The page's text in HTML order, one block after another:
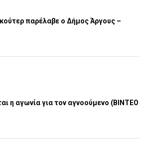
παρέλαβε o Δήμος Άργους –
η αγωνία για τον αγνοούμενο (ΒΙΝΤΕΟ